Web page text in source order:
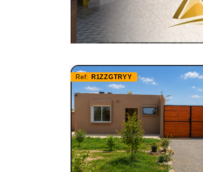
Ref: R1ZZGTRYY